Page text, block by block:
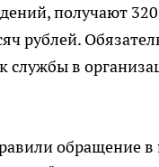
получают
рублей.
службы в
обращение в